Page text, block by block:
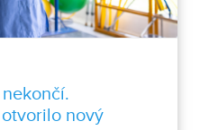
nový